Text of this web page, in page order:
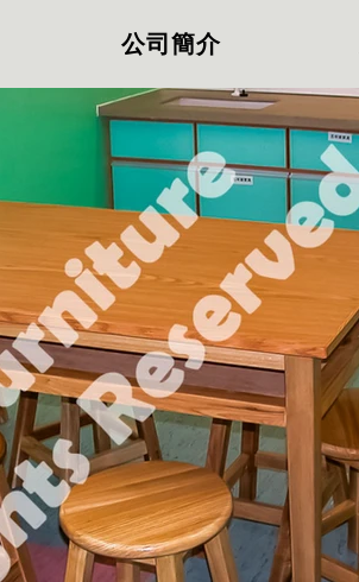
公司簡介